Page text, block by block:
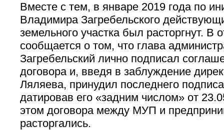
Вместе с тем, в январе 2019 года по
Владимира Загребельского
земельного участка был расторгнут. В
сообщается о том, что глава
Загребельский лично подписал
договора и, введя в заблуждение
Ляляева, принудил последнего
датировав его «задним числом» от
этом договора между МУП и
расторгались.